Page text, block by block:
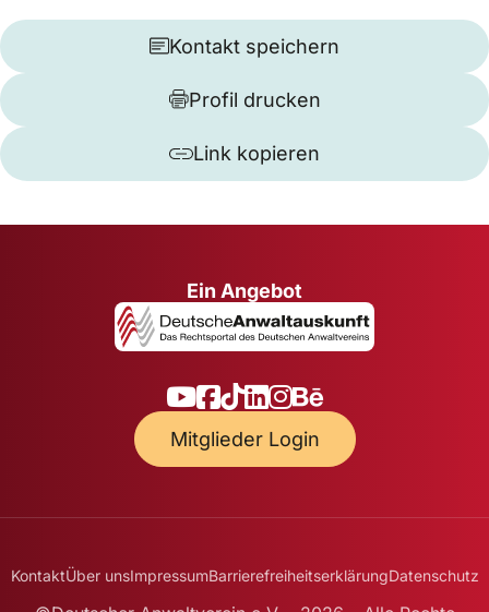
Kontakt speichern
Profil drucken
Link kopieren
Ein Angebot
Mitglieder Login
KontaktÜber unsImpressumBarrierefreiheitserklärungDatenschutz